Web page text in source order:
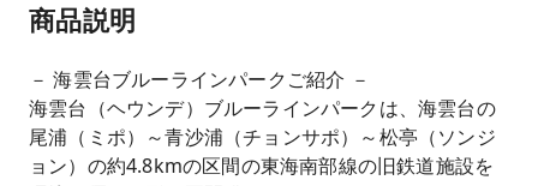
商品説明
－ 海雲台ブルーラインパークご紹介 －
海雲台（ヘウンデ）ブルーラインパークは、海雲台の
尾浦（ミポ）～青沙浦（チョンサポ）～松亭（ソンジ
ョン）の約4.8kmの区間の東海南部線の旧鉄道施設を